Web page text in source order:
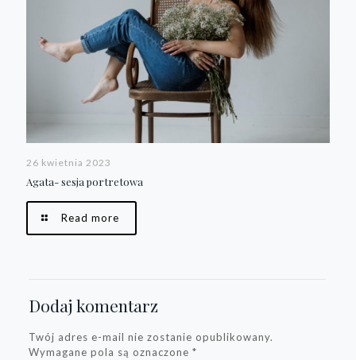
26 kwietnia 2023
Agata- sesja portretowa
Read more
Dodaj komentarz
Twój adres e-mail nie zostanie opublikowany.
Wymagane pola są oznaczone *